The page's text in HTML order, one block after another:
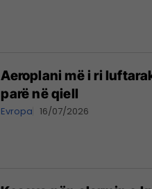
Aeroplani më i ri
parë në qiell
Evropa 16/07/2026